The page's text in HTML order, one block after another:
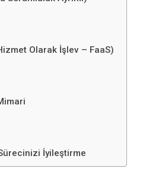
Olarak İşlev – FaaS)
İyileştirme